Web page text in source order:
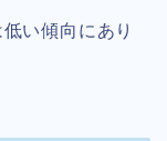
い傾向にあり